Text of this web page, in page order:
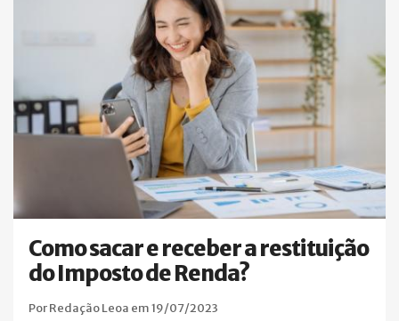
Como sacar e receber a restituição
do Imposto de Renda?
Por Redação Leoa em 19/07/2023